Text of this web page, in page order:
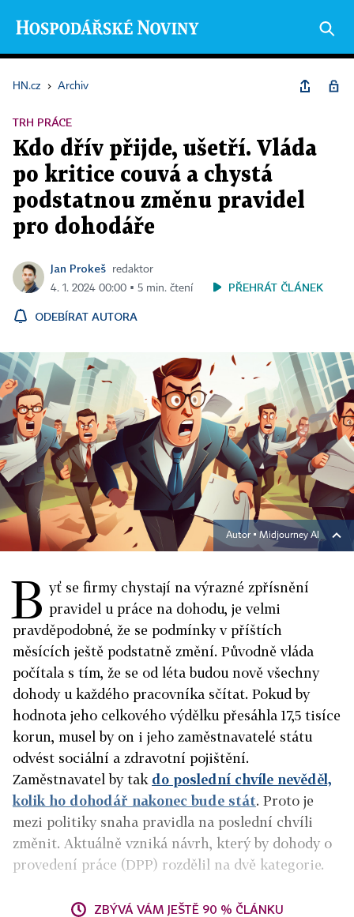
HN.cz › Archiv
TRH PRÁCE
Kdo dřív přijde, ušetří. Vláda
po kritice couvá a chystá
podstatnou změnu pravidel
pro dohodáře
Jan Prokeš
redaktor
4. 1. 2024 00:00 ▪ 5 min. čtení
PŘEHRÁT ČLÁNEK
ODEBÍRAT AUTORA
Autor ▪ Midjourney AI
B yť se firmy chystají na výrazné zpřísnění
pravidel u práce na dohodu, je velmi
pravděpodobné, že se podmínky v příštích
měsících ještě podstatně změní. Původně vláda
počítala s tím, že se od léta budou nově všechny
dohody u každého pracovníka sčítat. Pokud by
hodnota jeho celkového výdělku přesáhla 17,5 tisíce
korun, musel by on i jeho zaměstnavatelé státu
odvést sociální a zdravotní pojištění.
Zaměstnavatel by tak do poslední chvíle nevěděl,
kolik ho dohodář nakonec bude stát. Proto je
mezi politiky snaha pravidla na poslední chvíli
změnit. Aktuálně vzniká návrh, který by dohody o
provedení práce (DPP) rozdělil na dvě kategorie.
ZBÝVÁ VÁM JEŠTĚ 90 % ČLÁNKU